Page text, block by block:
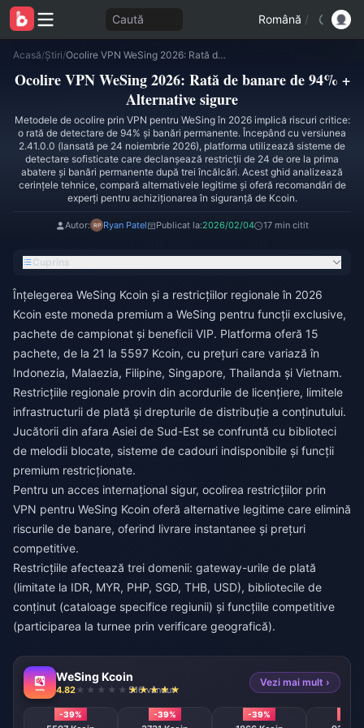
Caută Română /
Acasă/Știri/ Ocolire VPN WeSing 2026: Rată de banare de 94% + Alternative sigure
Ocolire VPN WeSing 2026: Rată de banare de 94% +
Alternative sigure
Metodele de ocolire prin VPN pentru WeSing în 2026 implică riscuri critice:
o rată de detectare de 94% și banări permanente. Începând cu versiunea
2.41.0.0 (lansată pe 24 noiembrie 2026), platforma utilizează sisteme de
detectare sofisticate care declanșează restricții de 24 de ore la prima
abatere și banări permanente după trei încălcări. Acest ghid analizează
cerințele tehnice, compară alternativele legitime și oferă recomandări de
experți pentru achiziționarea în siguranță de Kcoin.
Autor: Ryan Patel Publicat la:2026/02/04 17 min citit
Cuprins
Înțelegerea WeSing Kcoin și a restricțiilor regionale în 2026
Kcoin este moneda premium a WeSing pentru funcții exclusive,
pachete de campionat și beneficii VIP. Platforma oferă 15
pachete, de la 21 la 5597 Kcoin, cu prețuri care variază în
Indonezia, Malaezia, Filipine, Singapore, Thailanda și Vietnam.
Restricțiile regionale provin din acordurile de licențiere, limitele
infrastructurii de plată și drepturile de distribuție a conținutului.
Jucătorii din afara Asiei de Sud-Est se confruntă cu biblioteci
de melodii blocate, sisteme de cadouri indisponibile și funcții
premium restricționate.
Pentru un acces internațional sigur, ocolirea restricțiilor prin
VPN pentru WeSing Kcoin oferă alternative legitime care elimină
riscurile de banare, oferind livrare instantanee și prețuri
competitive.
Restricțiile afectează trei domenii: gateway-urile de plată
(limitate la IDR, MYR, PHP, SGD, THB, USD), bibliotecile de
conținut (cataloage specifice regiunii) și funcțiile competitive
(participarea la turnee prin verificare geografică).
WeSing Kcoin
4.82 516 vândut
Vezi mai mult ›
-39% -39% -39%